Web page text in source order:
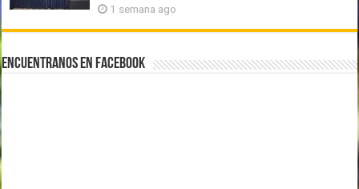
1 semana ago
Encuentranos en Facebook